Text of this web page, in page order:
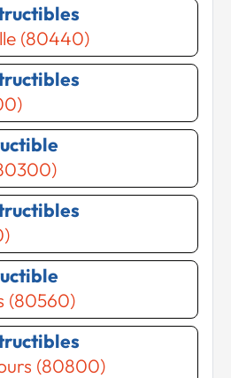
Chargement...
Chargement...
(80440)
(80560)
(80800)